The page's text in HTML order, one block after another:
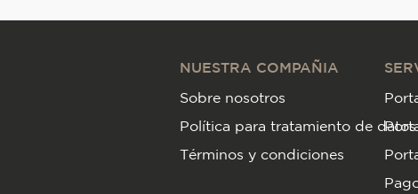
NUESTRA COMPAÑIA
Sobre nosotros
Política para tratamiento de
Términos y condiciones